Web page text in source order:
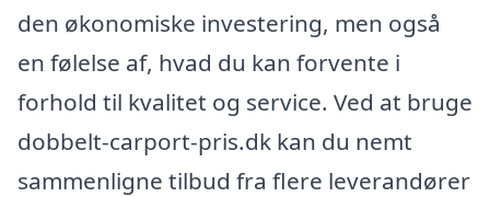
den økonomiske investering, men også
en følelse af, hvad du kan forvente i
forhold til kvalitet og service. Ved at bruge
dobbelt-carport-pris.dk kan du nemt
sammenligne tilbud fra flere leverandører